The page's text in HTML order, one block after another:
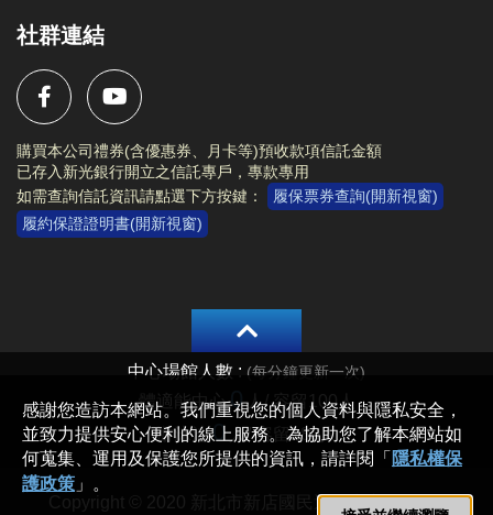
社群連結
購買本公司禮券(含優惠券、月卡等)預收款項信託金額
已存入新光銀行開立之信託專戶，專款專用
如需查詢信託資訊請點選下方按鍵：
履保票券查詢(開新視窗)
履約保證證明書(開新視窗)
Copyright © 2020 新北市新店國民運動中心 All rights